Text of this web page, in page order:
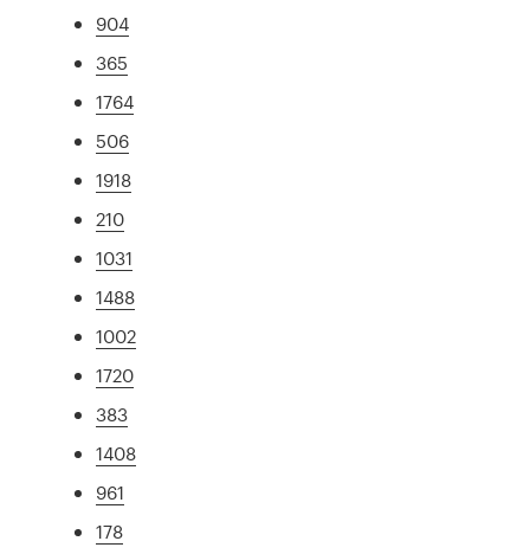
904
365
1764
506
1918
210
1031
1488
1002
1720
383
1408
961
178